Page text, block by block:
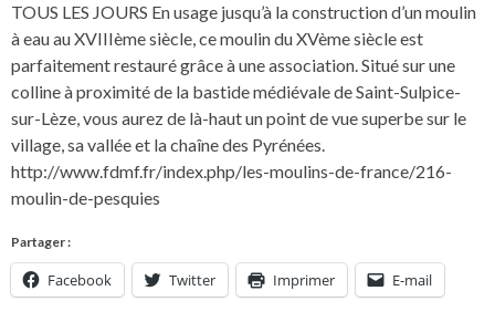
TOUS LES JOURS En usage jusqu’à la construction d’un moulin
à eau au XVIIIème siècle, ce moulin du XVème siècle est
parfaitement restauré grâce à une association. Situé sur une
colline à proximité de la bastide médiévale de Saint-Sulpice-
sur-Lèze, vous aurez de là-haut un point de vue superbe sur le
village, sa vallée et la chaîne des Pyrénées.
http://www.fdmf.fr/index.php/les-moulins-de-france/216-
moulin-de-pesquies
Partager :
Facebook Twitter Imprimer E-mail